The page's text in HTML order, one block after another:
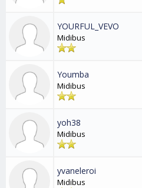
YOURFUL_VEVO
Midibus
Youmba
Midibus
yoh38
Midibus
yvaneleroi
Midibus